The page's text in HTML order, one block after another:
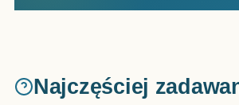
Najczęściej